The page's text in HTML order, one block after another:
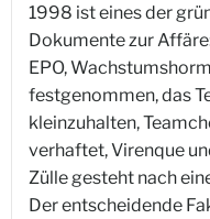
1998 ist eines der
Dokumente zur
EPO,
festgenommen, das
kleinzuhalten,
verhaftet, Virenque
Zülle gesteht nach
Der entscheidende